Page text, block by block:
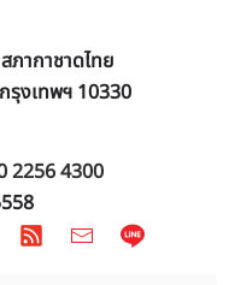
ภากาชาดไทย
งเทพฯ 10330
2256 4300